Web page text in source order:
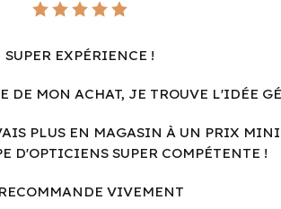
SUPER EXPÉRIENCE !
DE MON ACHAT, JE TROUVE L'IDÉE
PLUS EN MAGASIN À UN PRIX
D'OPTICIENS SUPER COMPÉTENTE !
VIVEMENT